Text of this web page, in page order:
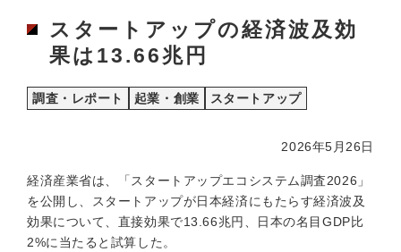
スタートアップの経済波及効
果は13.66兆円
調査・レポート 起業・創業 スタートアップ
2026年5月26日
経済産業省は、「スタートアップエコシステム調査2026」
を公開し、スタートアップが日本経済にもたらす経済波及
効果について、直接効果で13.66兆円、日本の名目GDP比
2%に当たると試算した。